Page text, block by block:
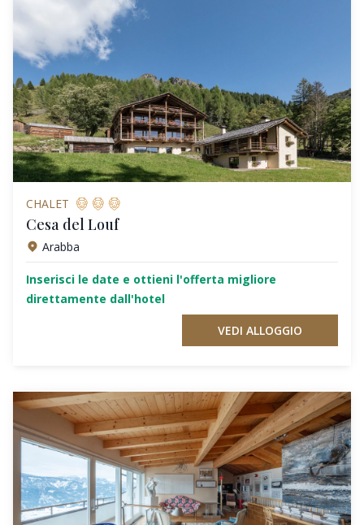
CHALET
Cesa del Louf
Arabba
Inserisci le date e ottieni l'offerta migliore
direttamente dall'hotel
VEDI ALLOGGIO